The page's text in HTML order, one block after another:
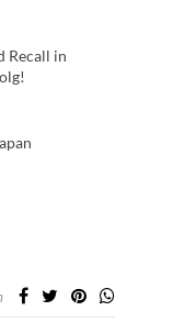
Recall in